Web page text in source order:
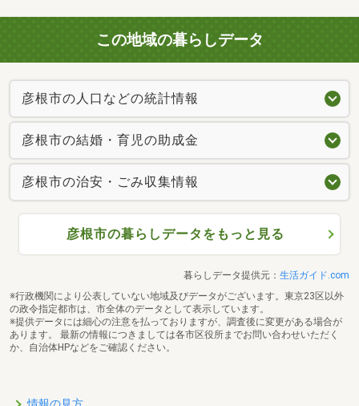
この地域の暮らしデータ
彦根市の人口などの統計情報
彦根市の結婚・育児の助成金
彦根市の治安・ごみ収集情報
彦根市の暮らしデータをもっと見る
暮らしデータ提供元： 生活ガイド.com
※行政機関により公表していない地域及びデータがございます。東京23区以外
の政令指定都市は、市全体のデータとして表示しています。
※提供データには細心の注意を払っておりますが、調査後に変更がある場合が
あります。 最新の情報につきましては各市区役所までお問い合わせいただく
か、自治体HPなどをご確認ください。